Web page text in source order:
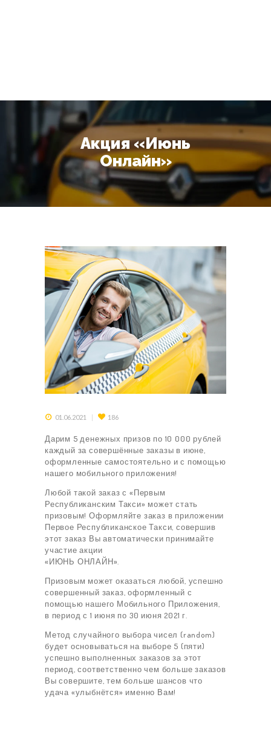
Акция «Июнь
Онлайн»
ТАРИФЫ
01.06.2021 186
Дарим 5 денежных призов по 10 000 рублей
каждый за совершённые заказы в июне,
оформленные самостоятельно и с помощью
нашего мобильного приложения!
Любой такой заказ с «Первым
Республиканским Такси» может стать
призовым! Оформляйте заказ в приложении
Первое Республиканское Такси, совершив
этот заказ Вы автоматически принимайте
участие акции
«ИЮНЬ ОНЛАЙН».
Призовым может оказаться любой, успешно
совершенный заказ, оформленный с
помощью нашего Мобильного Приложения,
в период с 1 июня по 30 июня 2021 г.
Метод случайного выбора чисел (random)
будет основываться на выборе 5 (пяти)
успешно выполненных заказов за этот
период, соответственно чем больше заказов
Вы совершите, тем больше шансов что
удача «улыбнётся» именно Вам!